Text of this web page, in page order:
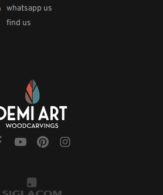
whatsapp us
find us